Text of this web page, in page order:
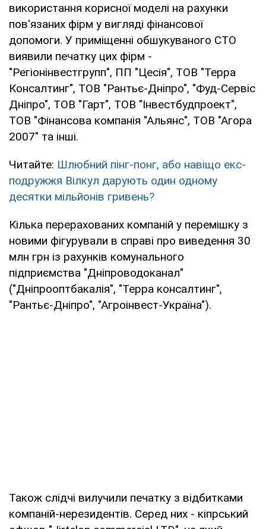
використання корисної моделі на рахунки
пов'язаних фірм у вигляді фінансової
допомоги. У приміщенні обшукуваного СТО
виявили печатку цих фірм -
"Регіонінвестгрупп", ПП "Цесія", ТОВ "Терра
Консалтинг", ТОВ "Рантьє-Дніпро", "Фуд-Сервіс
Дніпро", ТОВ "Гарт", ТОВ "Інвестбудпроект",
ТОВ "Фінансова компанія "Альянс", ТОВ "Агора
2007" та інші.
Читайте: Шлюбний пінг-понг, або навіщо екс-
подружжя Вілкул дарують один одному
десятки мільйонів гривень?
Кілька перерахованих компаній у перемішку з
новими фігурували в справі про виведення 30
млн грн із рахунків комунального
підприємства "Дніпроводоканал"
("Дніпрооптбакалія", "Терра консалтинг",
"Рантьє-Дніпро", "Агроінвест-Україна").
Також слідчі вилучили печатку з відбитками
компаній-нерезидентів. Серед них - кіпрський